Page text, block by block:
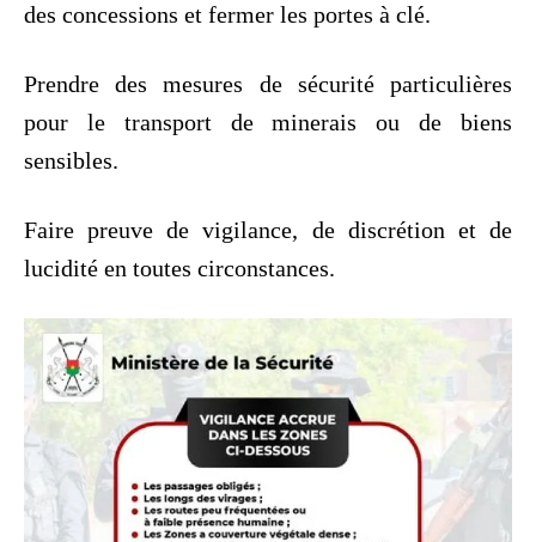
des concessions et fermer les portes à clé.
Prendre des mesures de sécurité particulières
pour le transport de minerais ou de biens
sensibles.
Faire preuve de vigilance, de discrétion et de
lucidité en toutes circonstances.